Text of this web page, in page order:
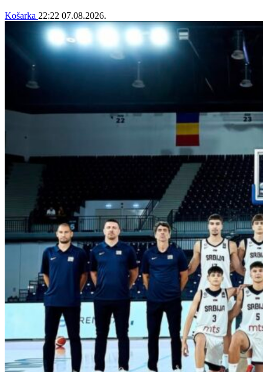
Košarka 22:22 07.08.2026.